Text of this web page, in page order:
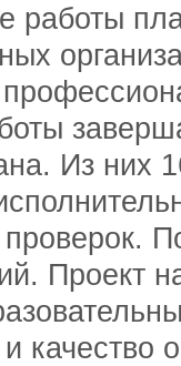
работы
Из них
Проект
качество